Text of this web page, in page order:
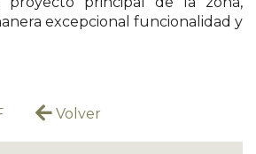
excepcional funcionalidad y
Volver